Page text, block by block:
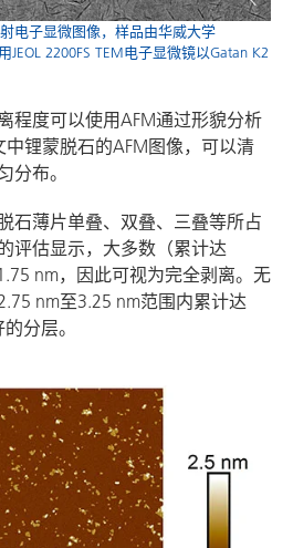
电子显微图像，样品由华威大学
JEOL 2200FS TEM电子显微镜以Gatan K2
程度可以使用AFM通过形貌分析
锂蒙脱石的AFM图像，可以清
分布。
石薄片单叠、双叠、三叠等所占
评估显示，大多数（累计达
nm，因此可视为完全剥离。无
nm至3.25 nm范围内累计达
分层。